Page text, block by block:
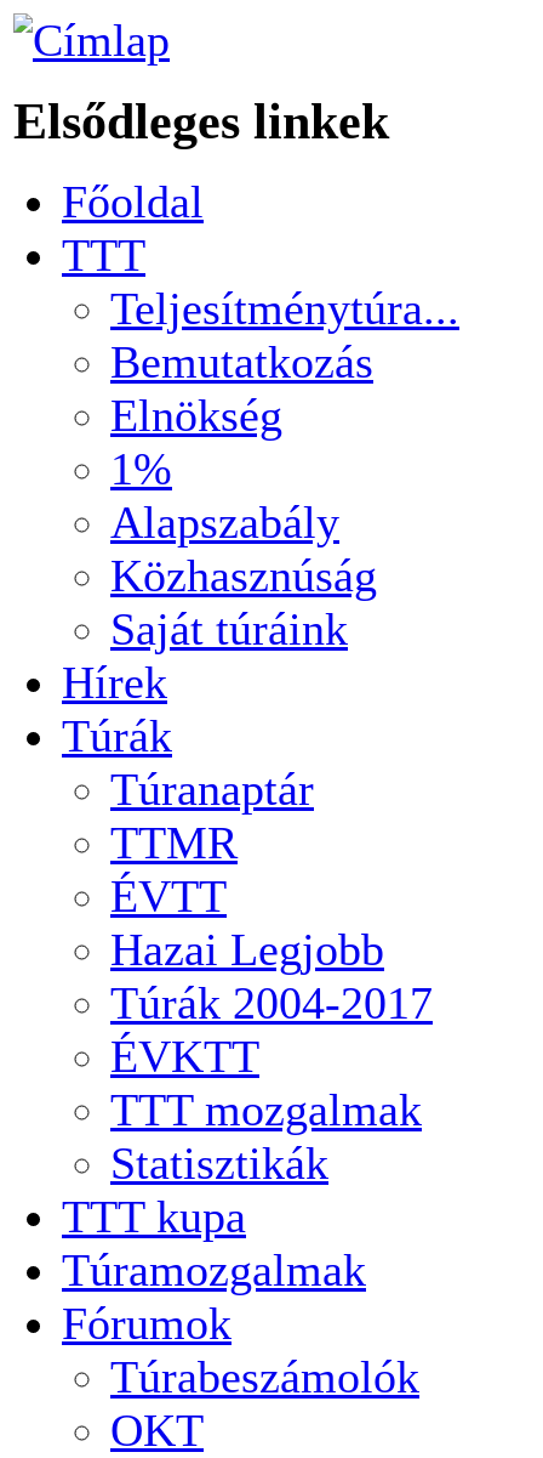
Elsődleges linkek
Főoldal
TTT
Teljesítménytúra...
Bemutatkozás
Elnökség
1%
Alapszabály
Közhasznúság
Saját túráink
Hírek
Túrák
Túranaptár
TTMR
ÉVTT
Hazai Legjobb
Túrák 2004-2017
ÉVKTT
TTT mozgalmak
Statisztikák
TTT kupa
Túramozgalmak
Fórumok
Túrabeszámolók
OKT